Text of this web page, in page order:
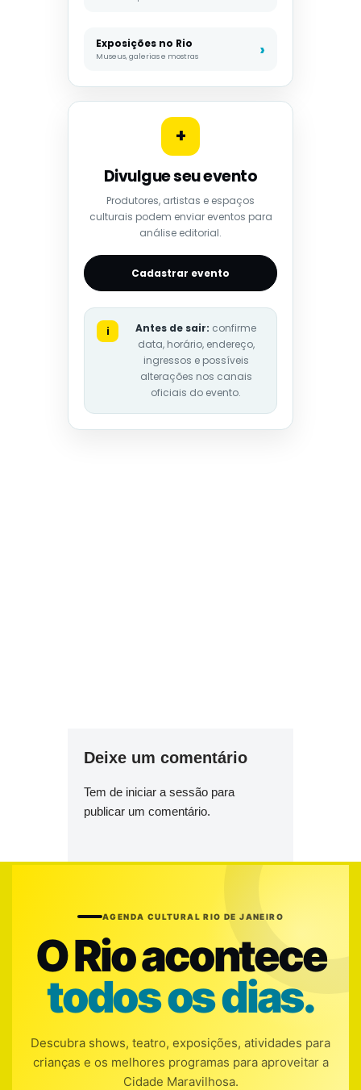
Exposições no Rio
Museus, galerias e mostras
+
Divulgue seu evento
Produtores, artistas e espaços
culturais podem enviar eventos para
análise editorial.
Cadastrar evento
i Antes de sair: confirme
data, horário, endereço,
ingressos e possíveis
alterações nos canais
oficiais do evento.
Deixe um comentário
Tem de iniciar a sessão para
publicar um comentário.
AGENDA CULTURAL RIO DE JANEIRO
O Rio acontece
todos os dias.
Descubra shows, teatro, exposições, atividades para
crianças e os melhores programas para aproveitar a
Cidade Maravilhosa.